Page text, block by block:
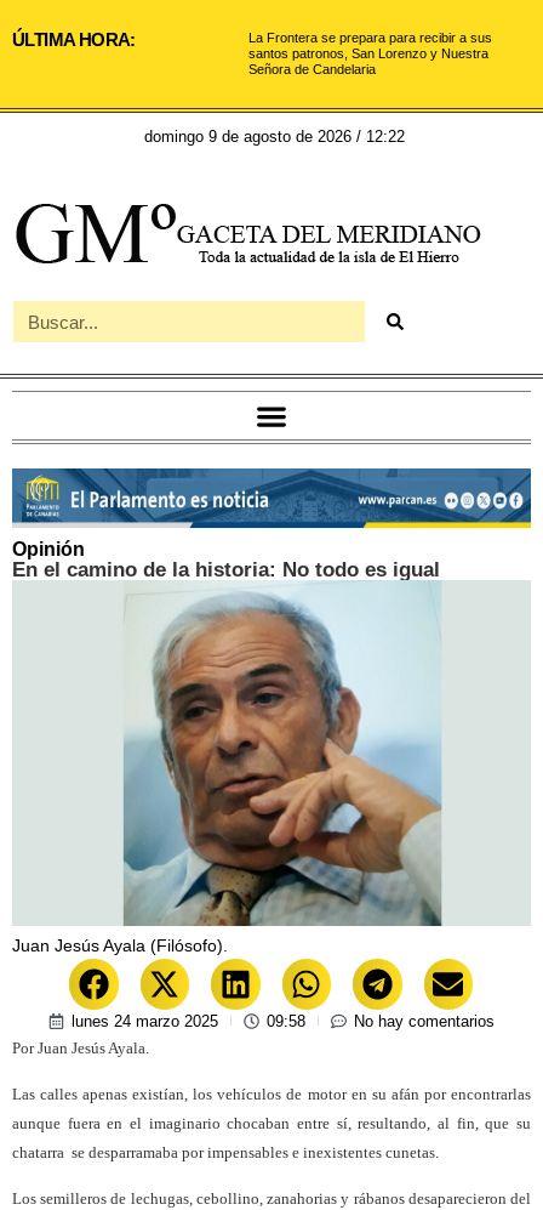
ÚLTIMA HORA:
La Frontera se prepara para recibir a sus
santos patronos, San Lorenzo y Nuestra
Señora de Candelaria
domingo 9 de agosto de 2026 / 12:22
Opinión
En el camino de la historia: No todo es igual
Juan Jesús Ayala (Filósofo).
lunes 24 marzo 2025 09:58
No hay comentarios
Por Juan Jesús Ayala.
Las calles apenas existían, los vehículos de motor en su afán por encontrarlas
aunque fuera en el imaginario chocaban entre sí, resultando, al fin, que su
chatarra se desparramaba por impensables e inexistentes cunetas.
Los semilleros de lechugas, cebollino, zanahorias y rábanos desaparecieron del